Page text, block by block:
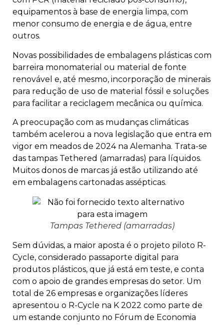
equipamentos à base de energia limpa, com
menor consumo de energia e de água, entre
outros.
Novas possibilidades de embalagens plásticas com
barreira monomaterial ou material de fonte
renovável e, até mesmo, incorporação de minerais
para redução de uso de material fóssil e soluções
para facilitar a reciclagem mecânica ou química.
A preocupação com as mudanças climáticas
também acelerou a nova legislação que entra em
vigor em meados de 2024 na Alemanha. Trata-se
das tampas Tethered (amarradas) para líquidos.
Muitos donos de marcas já estão utilizando até
em embalagens cartonadas assépticas.
Tampas Tethered (amarradas)
Sem dúvidas, a maior aposta é o projeto piloto R-
Cycle, considerado passaporte digital para
produtos plásticos, que já está em teste, e conta
com o apoio de grandes empresas do setor. Um
total de 26 empresas e organizações líderes
apresentou o R-Cycle na K 2022 como parte de
um estande conjunto no Fórum de Economia